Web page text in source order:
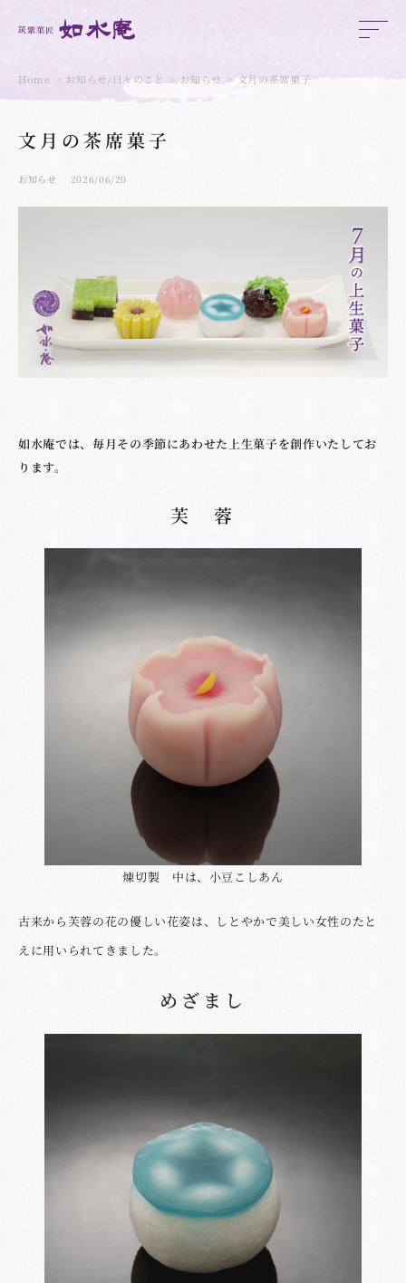
Home お知らせ/日々のこと お知らせ 文月の茶席菓子
文月の茶席菓子
お知らせ 2026/06/20
如水庵では、毎月その季節にあわせた上生菓子を創作いたしてお
ります。
芙 蓉
煉切製 中は、小豆こしあん
古来から芙蓉の花の優しい花姿は、しとやかで美しい女性のたと
えに用いられてきました。
めざまし